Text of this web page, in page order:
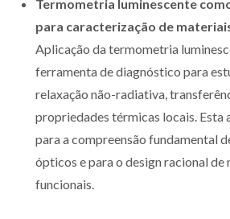
Termometria luminescente
para caracterização de
Aplicação da termometria
ferramenta de diagnóstico para
relaxação não-radiativa,
propriedades térmicas locais.
para a compreensão fundamental
ópticos e para o design racional de
funcionais.